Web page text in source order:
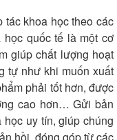
khoa học theo các
quốc tế là một cơ
giúp chất lượng hoạt
tự như khi muốn xuất
phải tốt hơn, được
cao hơn… Gửi bản
uy tín, giúp chúng